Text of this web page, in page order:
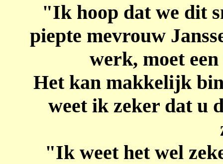
"Ik hoop dat we dit
piepte mevrouw
werk, moet
Het kan makkelijk
weet ik zeker dat u
"Ik weet het wel